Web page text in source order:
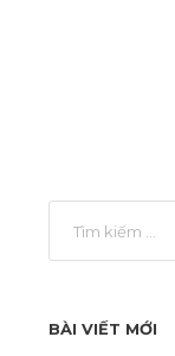
BÀI VIẾT MỚI